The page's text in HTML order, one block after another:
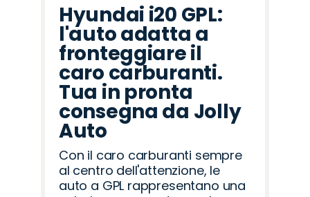
Hyundai i20 GPL:
l'auto adatta a
fronteggiare il
caro carburanti.
Tua in pronta
consegna da Jolly
Auto
Con il caro carburanti sempre
al centro dell'attenzione, le
auto a GPL rappresentano una